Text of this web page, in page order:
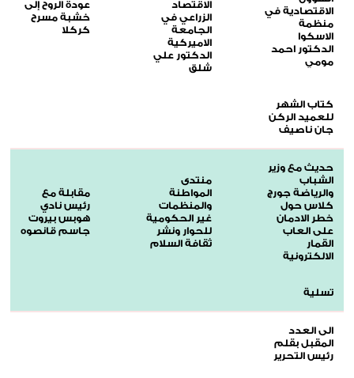
الاقتصادية في
منظمة
الاسكوا
الدكتور احمد
مومي
الاقتصاد
الزراعي في
الجامعة
الاميركية
الدكتور علي
شلق
عودة الروح إلى
خشبة مسرح
كركلا
كتاب الشهر
للعميد الركن
جان ناصيف
حديث مع وزير
الشباب
والرياضة جورج
كلاس حول
خطر الادمان
على العاب
القمار
الالكترونية
منتدى
المواطنة
والمنظمات
غير الحكومية
للحوار ونشر
ثقافة السلام
مقابلة مع
رئيس نادي
هوبس بيروت
جاسم قانصوه
تسلية
الى العدد
المقبل بقلم
رئيس التحرير